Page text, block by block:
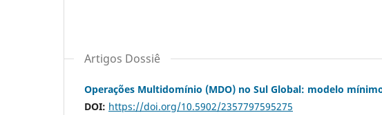
Artigos Dossiê
Operações Multidomínio (MDO) no Sul Global: modelo
DOI: https://doi.org/10.5902/2357797595275